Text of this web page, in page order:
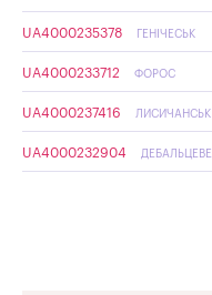
UA4000235378 ГЕНІЧЕСЬК
UA4000233712 ФОРОС
UA4000237416 ЛИСИЧАНСЬК
UA4000232904 ДЕБАЛЬЦЕВЕ